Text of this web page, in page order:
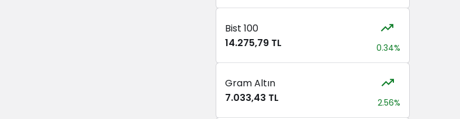
Bist 100
14.275,79 TL
0.34%
Gram Altın
7.033,43 TL
2.56%